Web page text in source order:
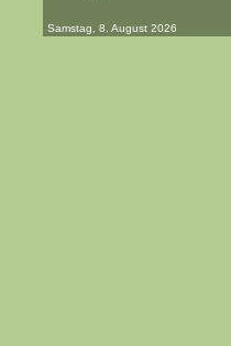
Samstag, 8. August 2026